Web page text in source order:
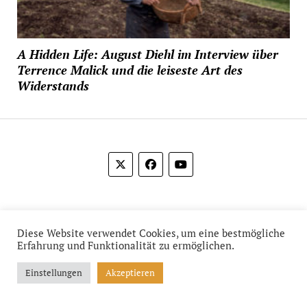
A Hidden Life: August Diehl im Interview über
Terrence Malick und die leiseste Art des
Widerstands
Mission News Themeby Compete Themes.
Diese Website verwendet Cookies, um eine bestmögliche
Erfahrung und Funktionalität zu ermöglichen.
Einstellungen Akzeptieren